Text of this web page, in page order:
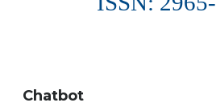
Chatbot